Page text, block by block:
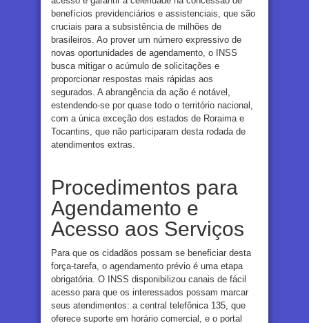
benefícios previdenciários e assistenciais, que são
cruciais para a subsistência de milhões de
brasileiros. Ao prover um número expressivo de
novas oportunidades de agendamento, o INSS
busca mitigar o acúmulo de solicitações e
proporcionar respostas mais rápidas aos
segurados. A abrangência da ação é notável,
estendendo-se por quase todo o território nacional,
com a única exceção dos estados de Roraima e
Tocantins, que não participaram desta rodada de
atendimentos extras.
Procedimentos para
Agendamento e
Acesso aos Serviços
Para que os cidadãos possam se beneficiar desta
força-tarefa, o agendamento prévio é uma etapa
obrigatória. O INSS disponibilizou canais de fácil
acesso para que os interessados possam marcar
seus atendimentos: a central telefônica 135, que
oferece suporte em horário comercial, e o portal